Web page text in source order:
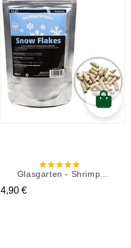
Glasgarten - Shrimp...
Prix
4,90 €